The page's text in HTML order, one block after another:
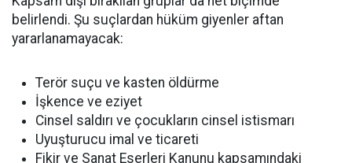
belirlendi. Şu suçlardan hüküm giyenler aftan
yararlanamayacak:
Terör suçu ve kasten öldürme
İşkence ve eziyet
Cinsel saldırı ve çocukların cinsel istismarı
Uyuşturucu imal ve ticareti
Fikir ve Sanat Eserleri Kanunu kapsamındaki